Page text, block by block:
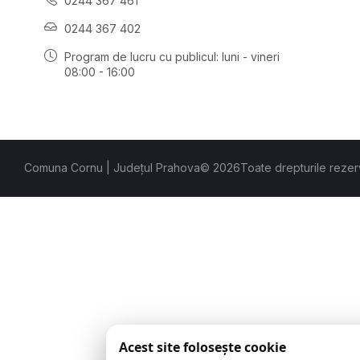
0244 367 402
Program de lucru cu publicul: luni - vineri
08:00 - 16:00
Comuna Cornu | Județul Prahova© 2026Toate drepturile
Acest site folosește cookie